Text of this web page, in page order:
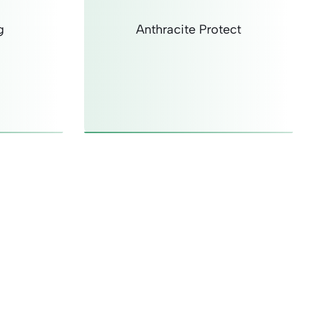
Anthracite Protect